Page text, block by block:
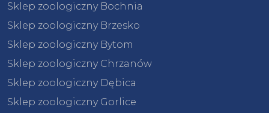
Sklep zoologiczny Bochnia
Sklep zoologiczny Brzesko
Sklep zoologiczny Bytom
Sklep zoologiczny Chrzanów
Sklep zoologiczny Dębica
Sklep zoologiczny Gorlice